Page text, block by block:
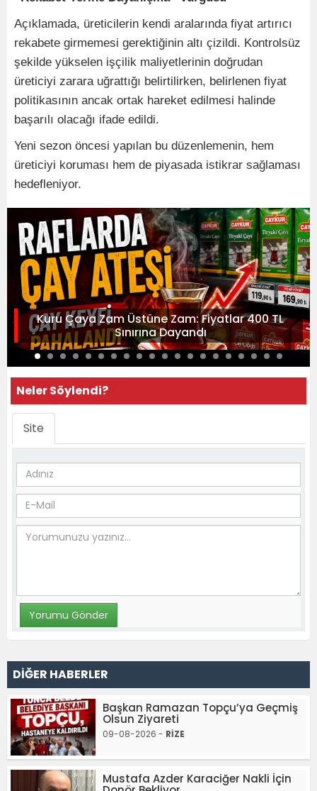
Açıklamada, üreticilerin kendi aralarında fiyat artırıcı
rekabete girmemesi gerektiğinin altı çizildi. Kontrolsüz
şekilde yükselen işçilik maliyetlerinin doğrudan
üreticiyi zarara uğrattığı belirtilirken, belirlenen fiyat
politikasının ancak ortak hareket edilmesi halinde
başarılı olacağı ifade edildi.
Yeni sezon öncesi yapılan bu düzenlemenin, hem
üreticiyi koruması hem de piyasada istikrar sağlaması
hedefleniyor.
Kuru Çaya Zam Üstüne Zam: Fiyatlar 400 TL
Sınırına Dayandı
Neler Söylendi?
Site
DİĞER HABERLER
Başkan Ramazan Topçu’ya Geçmiş
Olsun Ziyareti
09-08-2026 - RİZE
Mustafa Azder Karaciğer Nakli İçin